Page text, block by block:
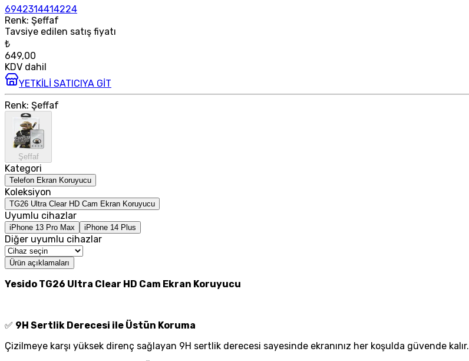
6942314414224
Renk: Şeffaf
Tavsiye edilen satış fiyatı
₺
649,00
KDV dahil
YETKİLİ SATICIYA GİT
Renk: Şeffaf
Şeffaf
Kategori
Telefon Ekran Koruyucu
Koleksiyon
TG26 Ultra Clear HD Cam Ekran Koruyucu
Uyumlu cihazlar
iPhone 13 Pro Max iPhone 14 Plus
Diğer uyumlu cihazlar
Ürün açıklamaları
Yesido TG26 Ultra Clear HD Cam Ekran Koruyucu
✅ 9H Sertlik Derecesi ile Üstün Koruma
Çizilmeye karşı yüksek direnç sağlayan 9H sertlik derecesi sayesinde ekranınız her koşulda güvende kalır.